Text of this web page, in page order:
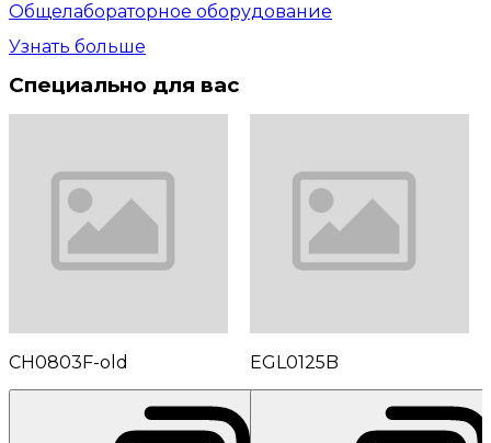
Общелабораторное оборудование
Узнать больше
Специально для вас
CH0803F-old EGL0125B